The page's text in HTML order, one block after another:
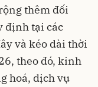
thêm đối
định tại các
và kéo dài thời
theo đó, kinh
hoá, dịch vụ